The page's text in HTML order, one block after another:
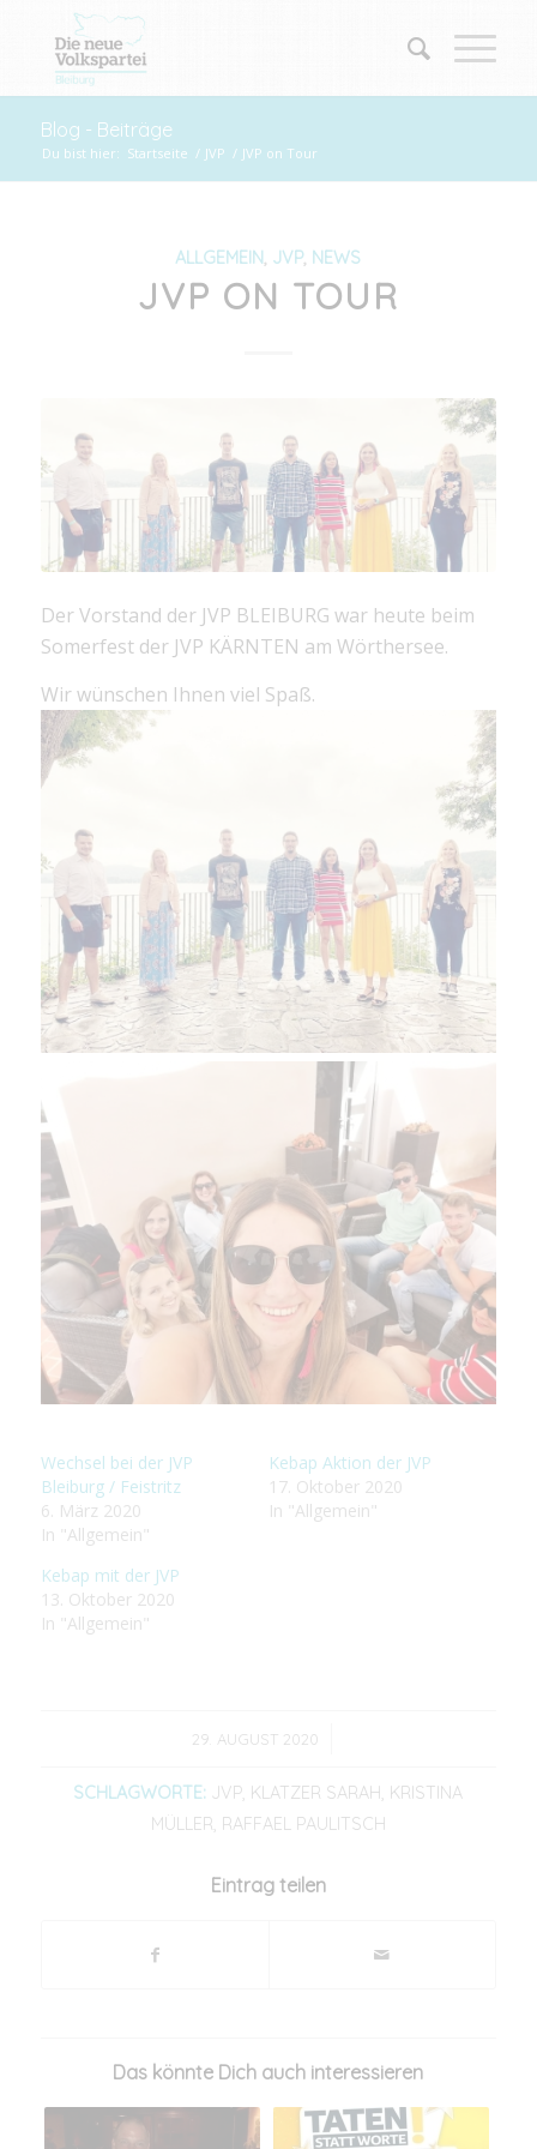
Blog - Beiträge
Du bist hier: Startseite / JVP / JVP on Tour
ALLGEMEIN, JVP, NEWS
JVP ON TOUR
Der Vorstand der JVP BLEIBURG war heute beim
Somerfest der JVP KÄRNTEN am Wörthersee.
Wir wünschen Ihnen viel Spaß.
Wechsel bei der JVP
Bleiburg / Feistritz
6. März 2020
In "Allgemein"
Kebap Aktion der JVP
17. Oktober 2020
In "Allgemein"
Kebap mit der JVP
13. Oktober 2020
In "Allgemein"
29. AUGUST 2020
/
SCHLAGWORTE: JVP KLATZER SARAH KRISTINA
MÜLLER RAFFAEL PAULITSCH
Eintrag teilen
Das könnte Dich auch interessieren